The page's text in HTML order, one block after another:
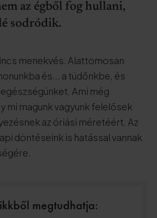
az égből fog hullani,
sodródik.
menekvés. Alattomosan
és... a tüdőnkbe, és
Ami még
mi magunk vagyunk felelősek
az óriási méretéért. Az
döntéseink is hatással vannak
megtudhatja: